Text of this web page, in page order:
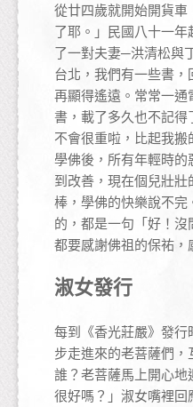
從廿四歲就開始開貨
了耶。」民國八十一
了一對夫妻─洪清松與
台北，我們有一些書
再顯得遙遠。常常一
書，載了多久也不記
不會很重啦，比起我
學佛後，所有年輕時
到改善，現在個兒壯
棒，學佛的快樂說不
的，都是一句「好！
都要感謝佛祖的保祐
淑女發行
每到《香光莊嚴》發
步走進來的老菩薩們
誰？老菩薩馬上開心
很好嗎？」淑女嘴裡